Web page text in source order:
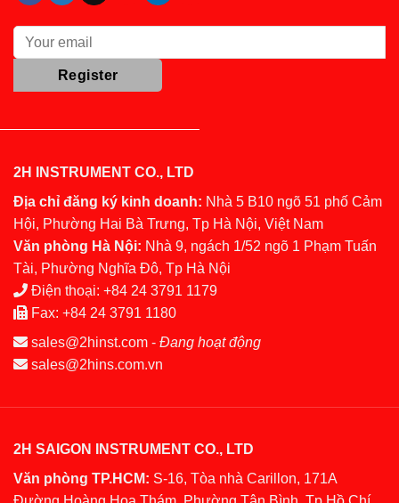
2H INSTRUMENT CO., LTD
Địa chỉ đăng ký kinh doanh: Nhà 5 B10 ngõ 51 phố Cảm
Hội, Phường Hai Bà Trưng, Tp Hà Nội, Việt Nam
Văn phòng Hà Nội: Nhà 9, ngách 1/52 ngõ 1 Phạm Tuấn
Tài, Phường Nghĩa Đô, Tp Hà Nội
Điện thoại: +84 24 3791 1179
Fax: +84 24 3791 1180
sales@2hinst.com - Đang hoạt động
sales@2hins.com.vn
2H SAIGON INSTRUMENT CO., LTD
Văn phòng TP.HCM: S-16, Tòa nhà Carillon, 171A